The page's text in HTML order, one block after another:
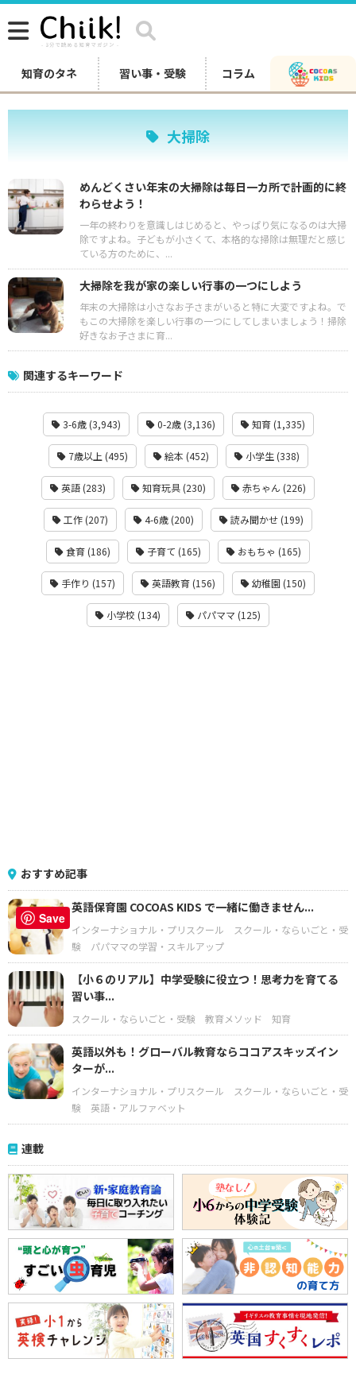
知育のタネ 習い事・受験 コラム
大掃除
めんどくさい年末の大掃除は毎日一カ所で計画的に終
わらせよう！
一年の終わりを意識しはじめると、やっぱり気になるのは大掃
除ですよね。子どもが小さくて、本格的な掃除は無理だと感じ
ている方のために、...
大掃除を我が家の楽しい行事の一つにしよう
年末の大掃除は小さなお子さまがいると特に大変ですよね。で
もこの大掃除を楽しい行事の一つにしてしまいましょう！掃除
好きなお子さまに育...
関連するキーワード
3-6歳 (3,943) 0-2歳 (3,136) 知育 (1,335)
7歳以上 (495) 絵本 (452) 小学生 (338)
英語 (283) 知育玩具 (230) 赤ちゃん (226)
工作 (207) 4-6歳 (200) 読み聞かせ (199)
食育 (186) 子育て (165) おもちゃ (165)
手作り (157) 英語教育 (156) 幼稚園 (150)
小学校 (134) パパママ (125)
おすすめ記事
英語保育園 COCOAS KIDS で一緒に働きません...
インターナショナル・プリスクール
スクール・ならいごと・受
験
パパママの学習・スキルアップ
【小６のリアル】中学受験に役立つ！思考力を育てる
習い事...
スクール・ならいごと・受験 教育メソッド 知育
英語以外も！グローバル教育ならココアスキッズイン
ターが...
インターナショナル・プリスクール
スクール・ならいごと・受
験
英語・アルファベット
連載
Save